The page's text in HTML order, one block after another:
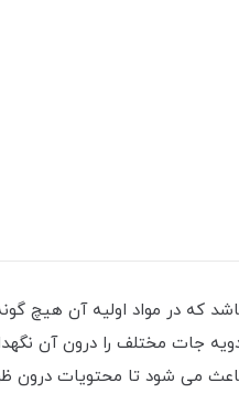
که در مواد اولیه آن هیچ
جات مختلف را درون آن
می ‌شود تا محتویات درون